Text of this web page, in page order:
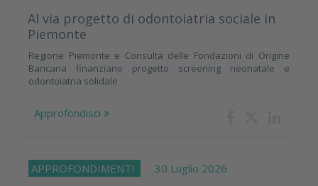
Al via progetto di odontoiatria sociale in
Piemonte
Regione Piemonte e Consulta delle Fondazioni di Origine
Bancaria finanziano progetto screening neonatale e
odontoiatria solidale
Approfondisci
APPROFONDIMENTI 30 Luglio 2026